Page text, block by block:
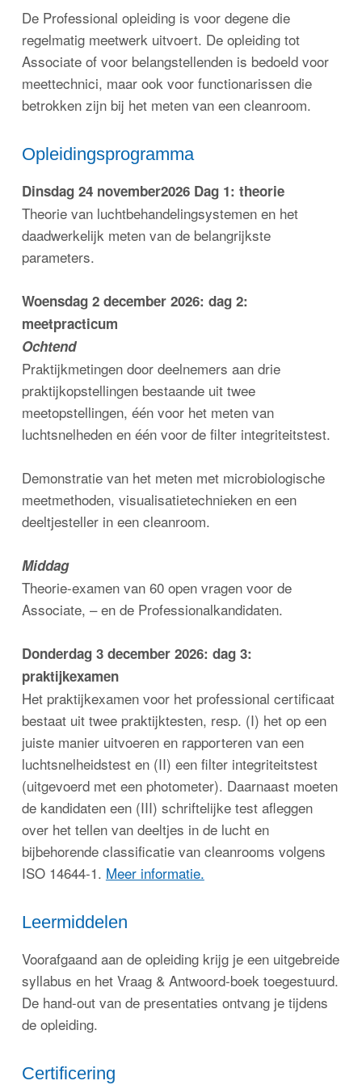
De Professional opleiding is voor degene die
regelmatig meetwerk uitvoert. De opleiding tot
Associate of voor belangstellenden is bedoeld voor
meettechnici, maar ook voor functionarissen die
betrokken zijn bij het meten van een cleanroom.
Opleidingsprogramma
Dinsdag 24 november2026 Dag 1: theorie
Theorie van luchtbehandelingsystemen en het
daadwerkelijk meten van de belangrijkste
parameters.
Woensdag 2 december 2026: dag 2:
meetpracticum
Ochtend
Praktijkmetingen door deelnemers aan drie
praktijkopstellingen bestaande uit twee
meetopstellingen, één voor het meten van
luchtsnelheden en één voor de filter integriteitstest.
Demonstratie van het meten met microbiologische
meetmethoden, visualisatietechnieken en een
deeltjesteller in een cleanroom.
Middag
Theorie-examen van 60 open vragen voor de
Associate, – en de Professionalkandidaten.
Donderdag 3 december 2026: dag 3:
praktijkexamen
Het praktijkexamen voor het professional certificaat
bestaat uit twee praktijktesten, resp. (I) het op een
juiste manier uitvoeren en rapporteren van een
luchtsnelheidstest en (II) een filter integriteitstest
(uitgevoerd met een photometer). Daarnaast moeten
de kandidaten een (III) schriftelijke test afleggen
over het tellen van deeltjes in de lucht en
bijbehorende classificatie van cleanrooms volgens
ISO 14644-1. Meer informatie.
Leermiddelen
Voorafgaand aan de opleiding krijg je een uitgebreide
syllabus en het Vraag & Antwoord-boek toegestuurd.
De hand-out van de presentaties ontvang je tijdens
de opleiding.
Certificering